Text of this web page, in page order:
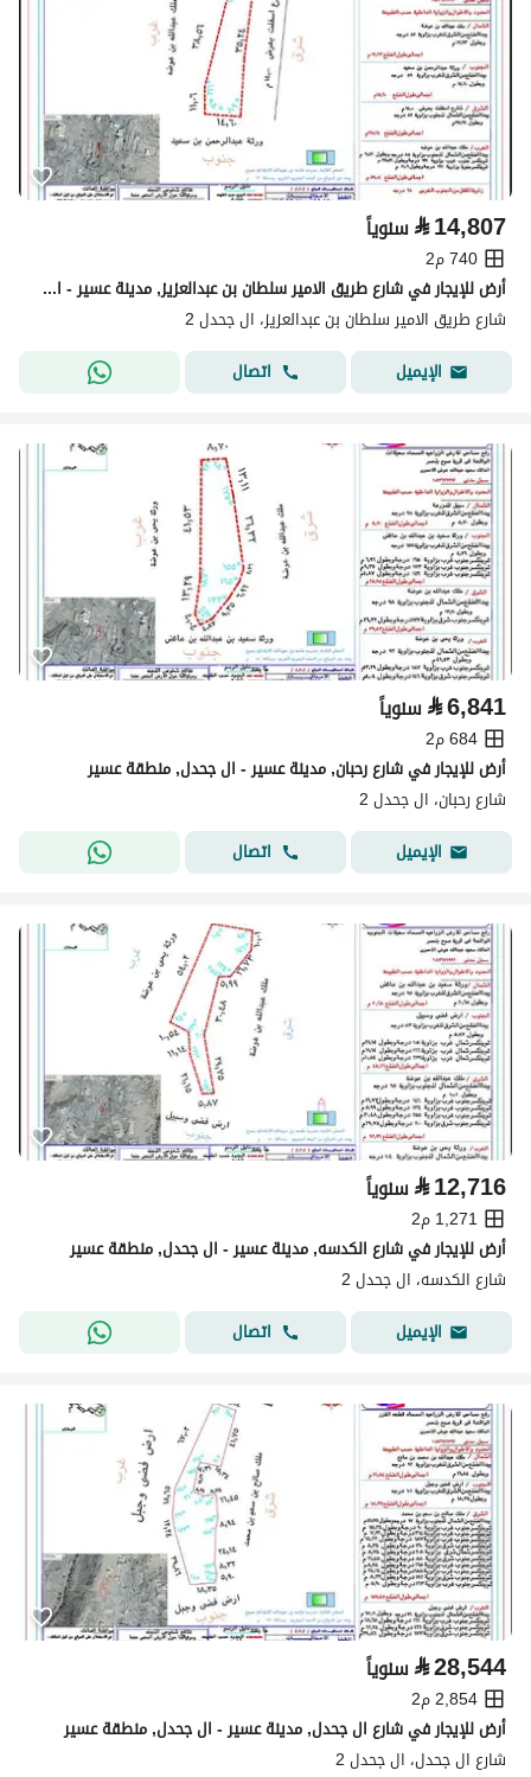
⃁14,807 سنوياً
740 م2
أرض للإيجار في شارع طريق الامير سلطان بن عبدالعزيز, مدينة عسير - ال جحدل, منطقة عسير
شارع طريق الامير سلطان بن عبدالعزيز، ال جحدل 2
الإيميل
اتصال
⃁6,841 سنوياً
684 م2
أرض للإيجار في شارع رحبان, مدينة عسير - ال جحدل, منطقة عسير
شارع رحبان، ال جحدل 2
الإيميل
اتصال
⃁12,716 سنوياً
1,271 م2
أرض للإيجار في شارع الكدسه, مدينة عسير - ال جحدل, منطقة عسير
شارع الكدسه، ال جحدل 2
الإيميل
اتصال
⃁28,544 سنوياً
2,854 م2
أرض للإيجار في شارع ال جحدل, مدينة عسير - ال جحدل, منطقة عسير
شارع ال جحدل، ال جحدل 2